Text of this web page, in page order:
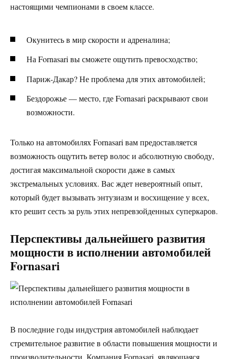
настоящими чемпионами в своем классе.
Окунитесь в мир скорости и адреналина;
На Fornasari вы сможете ощутить превосходство;
Париж-Дакар? Не проблема для этих автомобилей;
Бездорожье — место, где Fornasari раскрывают свои
возможности.
Только на автомобилях Fornasari вам предоставляется
возможность ощутить ветер волос и абсолютную свободу,
достигая максимальной скорости даже в самых
экстремальных условиях. Вас ждет невероятный опыт,
который будет вызывать энтузиазм и восхищение у всех,
кто решит сесть за руль этих непревзойденных суперкаров.
Перспективы дальнейшего развития
мощности в исполнении автомобилей
Fornasari
В последние годы индустрия автомобилей наблюдает
стремительное развитие в области повышения мощности и
производительности. Компания Fornasari, являющаяся